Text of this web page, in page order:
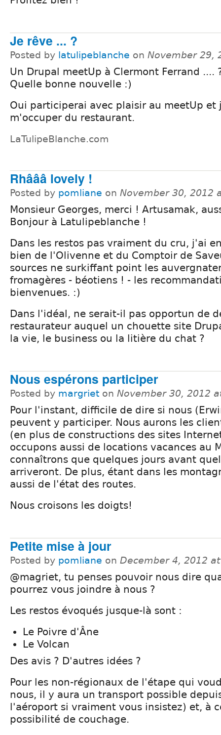
Je rêve ... ?
Posted by latulipeblanche on November 29,
Un Drupal meetUp à Clermont Ferrand ....
Quelle bonne nouvelle :)
Oui participerai avec plaisir au meetUp et
m'occuper du restaurant.
LaTulipeBlanche.com
Rhâââ lovely !
Posted by pomliane on November 30, 2012
Monsieur Georges, merci ! Artusamak,
Bonjour à Latulipeblanche !
Dans les restos pas vraiment du cru, j'ai
bien de l'Olivenne et du Comptoir de
sources ne surkiffant point les
fromagères - béotiens ! - les
bienvenues. :)
Dans l'idéal, ne serait-il pas opportun de
restaurateur auquel un chouette site
la vie, le business ou la litière du chat ?
Nous espérons participer
Posted by margriet on November 30, 2012
Pour l'instant, difficile de dire si nous
peuvent y participer. Nous aurons les
(en plus de constructions des sites
occupons aussi de locations vacances au
connaîtrons que quelques jours avant
arriveront. De plus, étant dans les
aussi de l'état des routes.
Nous croisons les doigts!
Petite mise à jour
Posted by pomliane on December 4, 2012
@magriet, tu penses pouvoir nous dire
pourrez vous joindre à nous ?
Les restos évoqués jusque-là sont :
Le Poivre d'Âne
Le Volcan
Des avis ? D'autres idées ?
Pour les non-régionaux de l'étape qui
nous, il y aura un transport possible
l'aéroport si vraiment vous insistez) et, à
possibilité de couchage.